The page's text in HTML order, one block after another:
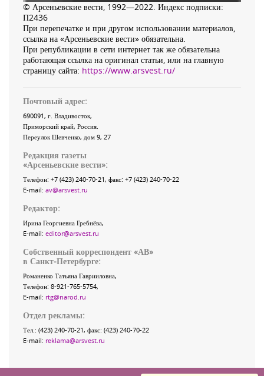
© Арсеньевские вести, 1992—2022. Индекс подписки:
П2436
При перепечатке и при другом использовании материалов,
ссылка на «Арсеньевские вести» обязательна.
При републикации в сети интернет так же обязательна
работающая ссылка на оригинал статьи, или на главную
страницу сайта: https://www.arsvest.ru/
Почтовый адрес:
690091, г. Владивосток,
Приморский край, Россия
Переулок Шевченко, дом 9, 27
Редакция газеты
«Арсеньевские вести»:
Телефон: +7 (423) 240-70-21, факс: +7 (423) 240-70-22
E-mail: av@arsvest.ru
Редактор:
Ирина Георгиевна Гребнёва,
E-mail: editor@arsvest.ru
Собственный корреспондент «АВ»
в Санкт-Петербурге:
Романенко Татьяна Гаврииловна,
Телефон: 8-921-765-5754,
E-mail: rtg@narod.ru
Отдел рекламы:
Тел.: (423) 240-70-21, факс: (423) 240-70-22
E-mail: reklama@arsvest.ru